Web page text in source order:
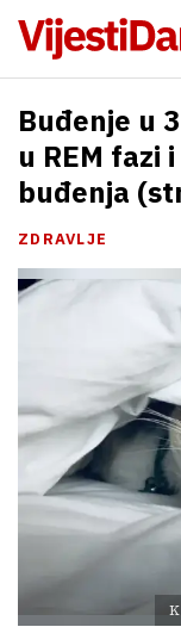
Buđenje u
u REM fazi
buđenja
ZDRAVLJE